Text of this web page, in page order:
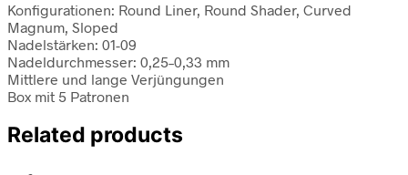
Konfigurationen: Round Liner, Round Shader, Curved
Magnum, Sloped
Nadelstärken: 01-09
Nadeldurchmesser: 0,25–0,33 mm
Mittlere und lange Verjüngungen
Box mit 5 Patronen
Related products